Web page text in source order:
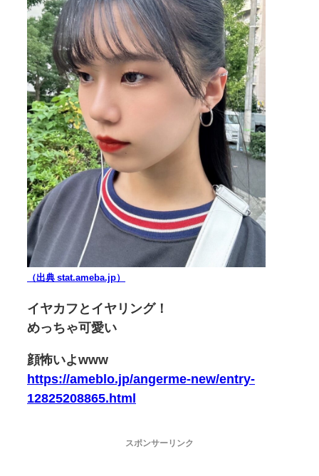
（出典 stat.ameba.jp）
イヤカフとイヤリング！
めっちゃ可愛い
顔怖いよwww
https://ameblo.jp/angerme-new/entry-
12825208865.html
スポンサーリンク